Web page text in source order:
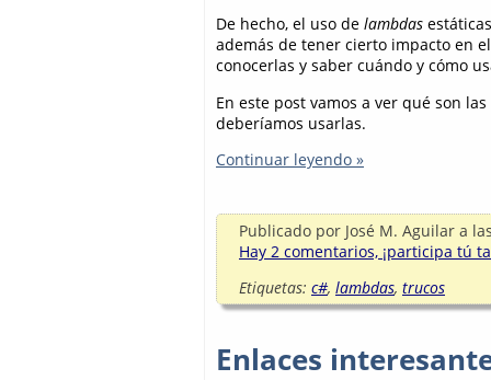
De hecho, el uso de lambdas
además de tener cierto impacto en
conocerlas y saber cuándo y cómo
En este post vamos a ver qué son las
deberíamos usarlas.
Continuar leyendo »
Publicado por José M. Aguilar a
Hay 2 comentarios, ¡participa tú
Etiquetas: c#, lambdas, trucos
Enlaces